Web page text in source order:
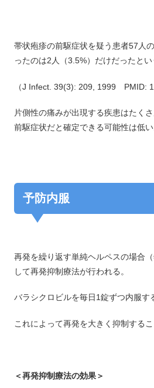
帯状疱疹の前駆症状を疑う患者57人
ったのは2人（3.5%）だけだったとい
（J Infect. 39(3): 209, 1999 PMID:
片側性の痛みが出現する疾患はたく
前駆症状だと確定できる可能性は低い
予防内服
再発を繰り返す単純ヘルペスの場合
して再発抑制療法が行われる。
バラシクロビルを毎日1錠ずつ内服す
これによって再発を大きく抑制するこ
＜再発抑制療法の効果＞